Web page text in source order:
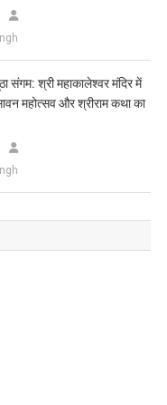
संगम: श्री महाकालेश्वर मंदिर में
महोत्सव और श्रीराम कथा का